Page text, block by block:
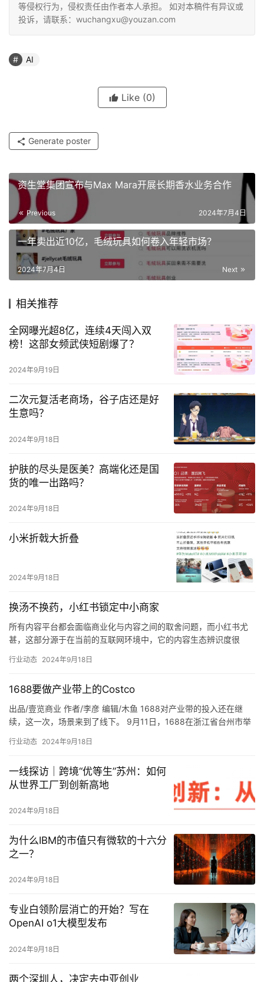
等侵权行为，侵权责任由作者本人承担。 如对本稿件有异议或
投诉，请联系：wuchangxu@youzan.com
AI
Like (0)
Generate poster
资生堂集团宣布与Max Mara开展长期香水业务合作
Previous 2024年7月4日
一年卖出近10亿，毛绒玩具如何卷入年轻市场？
Next
2024年7月4日
相关推荐
全网曝光超8亿，连续4天闯入双
榜！这部女频武侠短剧爆了？
2024年9月19日
二次元复活老商场，谷子店还是好
生意吗？
2024年9月18日
护肤的尽头是医美？高端化还是国
货的唯一出路吗？
2024年9月18日
小米折戟大折叠
2024年9月18日
换汤不换药，小红书锁定中小商家
所有内容平台都会面临商业化与内容之间的取舍问题，而小红书尤
甚，这部分源于在当前的互联网环境中，它的内容生态辨识度很
一种算…
行业动态 2024年9月18日
1688要做产业带上的Costco
出品/壹览商业 作者/李彦 编辑/木鱼 1688对产业带的投入还在继
续，这一次，场景来到了线下。 9月11日，1688在浙江省台州市举
行业动态 2024年9月18日
一线探访｜跨境“优等生”苏州：如何
从世界工厂到创新高地
2024年9月18日
为什么IBM的市值只有微软的十六分
之一？
2024年9月18日
专业白领阶层消亡的开始？写在
OpenAI o1大模型发布
2024年9月18日
两个深圳人，决定去中亚创业